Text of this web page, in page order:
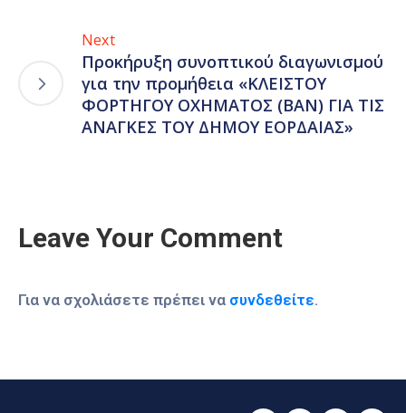
Next
Προκήρυξη συνοπτικού διαγωνισμού
για την προμήθεια «ΚΛΕΙΣΤΟΥ
ΦΟΡΤΗΓΟΥ ΟΧΗΜΑΤΟΣ (ΒΑΝ) ΓΙΑ ΤΙΣ
ΑΝΑΓΚΕΣ ΤΟΥ ΔΗΜΟΥ ΕΟΡΔΑΙΑΣ»
Leave Your Comment
Για να σχολιάσετε πρέπει να συνδεθείτε.